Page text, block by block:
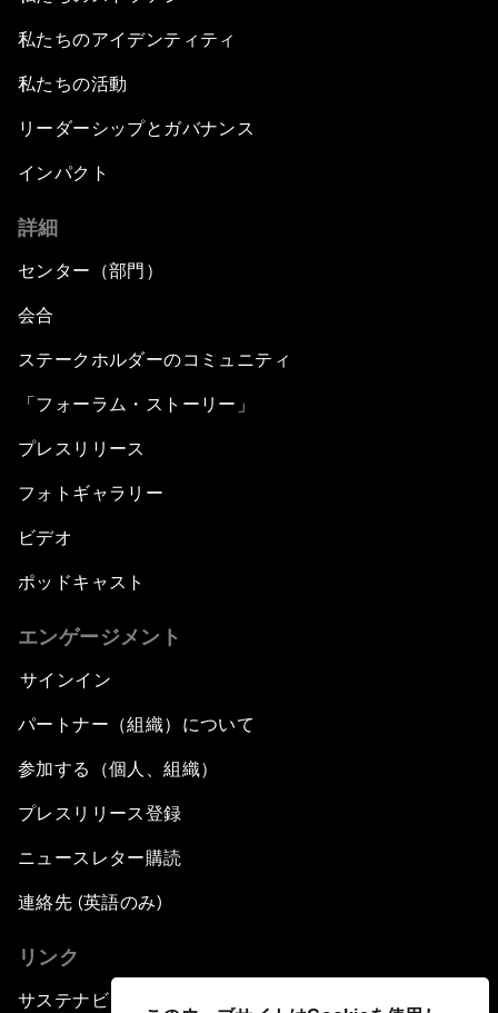
私たちのアイデンティティ
私たちの活動
リーダーシップとガバナンス
インパクト
詳細
センター（部門）
会合
ステークホルダーのコミュニティ
「フォーラム・ストーリー」
プレスリリース
フォトギャラリー
ビデオ
ポッドキャスト
エンゲージメント
サインイン
パートナー（組織）について
参加する（個人、組織）
プレスリリース登録
ニュースレター購読
連絡先 (英語のみ)
リンク
サステナビリティへの取り組み